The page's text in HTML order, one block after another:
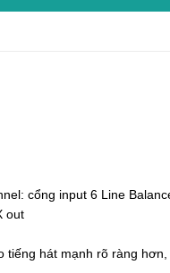
cổng input 6 Line
out
tiếng hát mạnh rõ ràng